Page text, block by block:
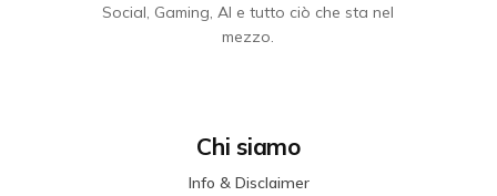
Social, Gaming, AI e tutto ciò che sta nel
mezzo.
Chi siamo
Info & Disclaimer